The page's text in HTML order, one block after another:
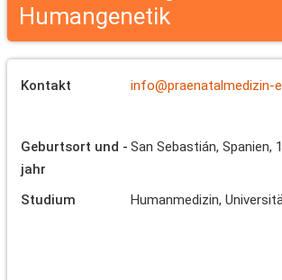
Humangenetik
Kontakt info@praenatalmedizin-
Geburtsort und -
jahr
San Sebastián, Spanien,
Studium Humanmedizin,